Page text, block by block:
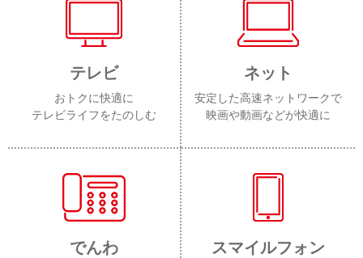
テレビ
おトクに快適に
テレビライフをたのしむ
ネット
安定した高速ネットワークで
映画や動画などが快適に
でんわ スマイルフォン